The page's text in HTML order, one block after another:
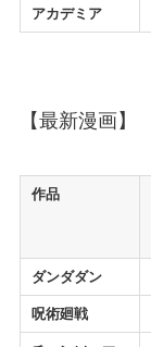
アカデミア
【最新漫画】
作品
ダンダダン
呪術廻戦